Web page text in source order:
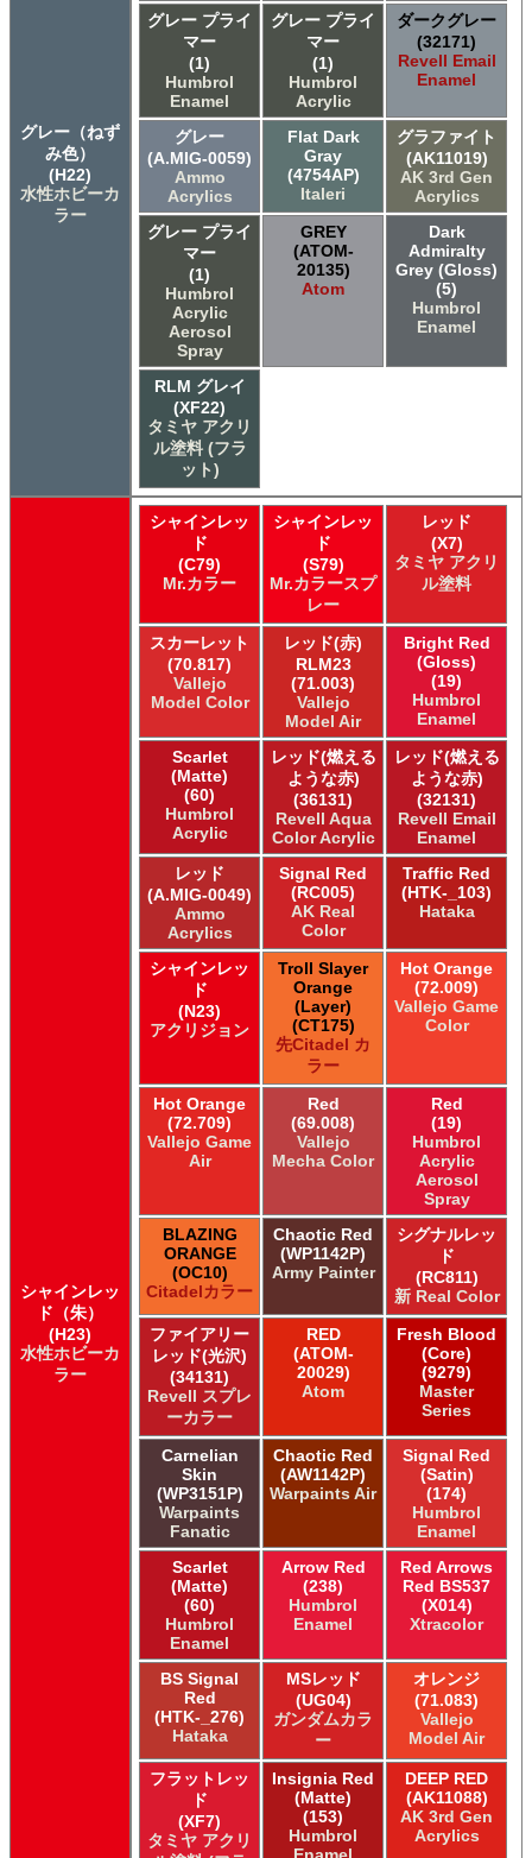
グレー（ねず
み色）
(H22)
水性ホビーカ
ラー
グレー プライ
マー
(1)
Humbrol
Enamel
グレー プライ
マー
(1)
Humbrol
Acrylic
ダークグレー
(32171)
Revell Email
Enamel
グレー
(A.MIG-0059)
Ammo
Acrylics
Flat Dark
Gray
(4754AP)
Italeri
グラファイト
(AK11019)
AK 3rd Gen
Acrylics
グレー プライ
マー
(1)
Humbrol
Acrylic
Aerosol
Spray
GREY
(ATOM-
20135)
Atom
Dark
Admiralty
Grey (Gloss)
(5)
Humbrol
Enamel
RLM グレイ
(XF22)
タミヤ アクリ
ル塗料 (フラ
ット)
シャインレッ
ド（朱）
(H23)
水性ホビーカ
ラー
シャインレッ
ド
(C79)
Mr.カラー
シャインレッ
ド
(S79)
Mr.カラースプ
レー
レッド
(X7)
タミヤ アクリ
ル塗料
スカーレット
(70.817)
Vallejo
Model Color
レッド(赤)
RLM23
(71.003)
Vallejo
Model Air
Bright Red
(Gloss)
(19)
Humbrol
Enamel
Scarlet
(Matte)
(60)
Humbrol
Acrylic
レッド(燃える
ような赤)
(36131)
Revell Aqua
Color Acrylic
レッド(燃える
ような赤)
(32131)
Revell Email
Enamel
レッド
(A.MIG-0049)
Ammo
Acrylics
Signal Red
(RC005)
AK Real
Color
Traffic Red
(HTK-_103)
Hataka
シャインレッ
ド
(N23)
アクリジョン
Troll Slayer
Orange
(Layer)
(CT175)
先Citadel カ
ラー
Hot Orange
(72.009)
Vallejo Game
Color
Hot Orange
(72.709)
Vallejo Game
Air
Red
(69.008)
Vallejo
Mecha Color
Red
(19)
Humbrol
Acrylic
Aerosol
Spray
BLAZING
ORANGE
(OC10)
Citadelカラー
Chaotic Red
(WP1142P)
Army Painter
シグナルレッ
ド
(RC811)
新 Real Color
ファイアリー
レッド(光沢)
(34131)
Revell スプレ
ーカラー
RED
(ATOM-
20029)
Atom
Fresh Blood
(Core)
(9279)
Master
Series
Carnelian
Skin
(WP3151P)
Warpaints
Fanatic
Chaotic Red
(AW1142P)
Warpaints Air
Signal Red
(Satin)
(174)
Humbrol
Enamel
Scarlet
(Matte)
(60)
Humbrol
Enamel
Arrow Red
(238)
Humbrol
Enamel
Red Arrows
Red BS537
(X014)
Xtracolor
BS Signal
Red
(HTK-_276)
Hataka
MSレッド
(UG04)
ガンダムカラ
ー
オレンジ
(71.083)
Vallejo
Model Air
フラットレッ
ド
(XF7)
タミヤ アクリ
Insignia Red
(Matte)
(153)
Humbrol
DEEP RED
(AK11088)
AK 3rd Gen
Acrylics